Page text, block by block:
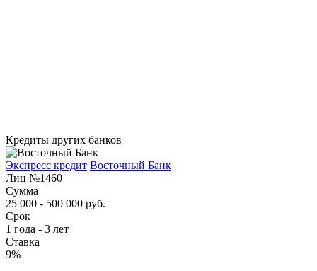
Кредиты других банков
Экспресс кредит Восточный Банк
Лиц №1460
Сумма
25 000 - 500 000 руб.
Срок
1 года - 3 лет
Ставка
9%